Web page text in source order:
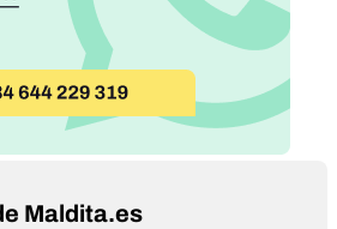
Maldita.es